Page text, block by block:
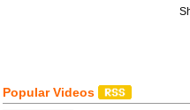
Popular Videos